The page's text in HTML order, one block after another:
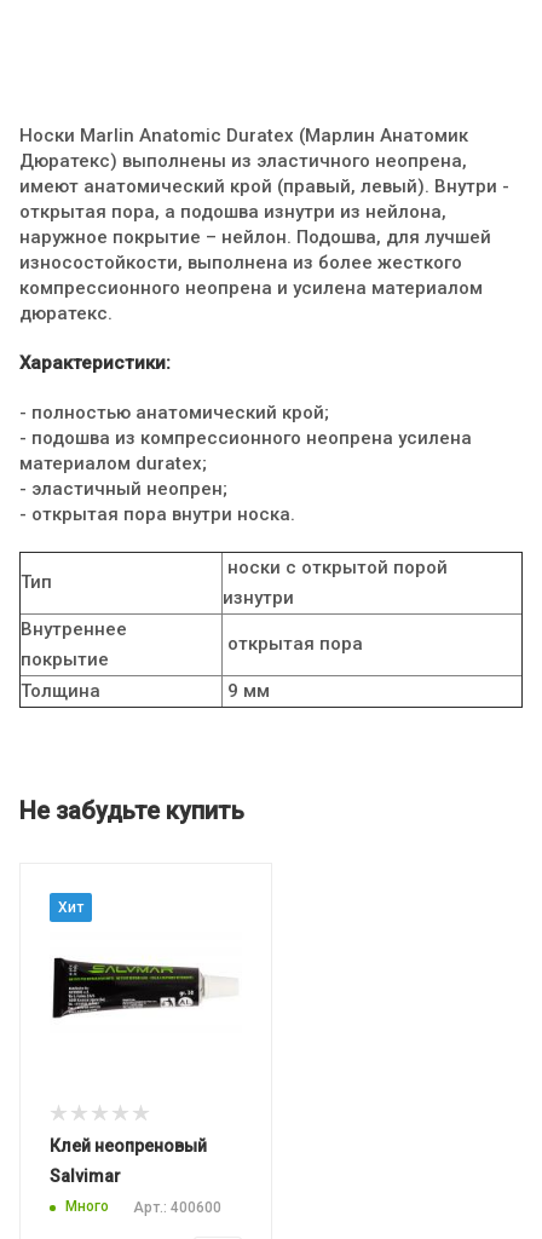
Носки Marlin Anatomic Duratex (Марлин Анатомик
Дюратекс) выполнены из эластичного неопрена,
имеют анатомический крой (правый, левый). Внутри -
открытая пора, а подошва изнутри из нейлона,
наружное покрытие – нейлон. Подошва, для лучшей
износостойкости, выполнена из более жесткого
компрессионного неопрена и усилена материалом
дюратекс.
Характеристики:
- полностью анатомический крой;
- подошва из компрессионного неопрена усилена
материалом duratex;
- эластичный неопрен;
- открытая пора внутри носка.
Тип
носки c открытой порой
изнутри
Внутреннее
покрытие
открытая пора
Толщина 9 мм
Не забудьте купить
Хит
Клей неопреновый
Salvimar
Много Арт.: 400600